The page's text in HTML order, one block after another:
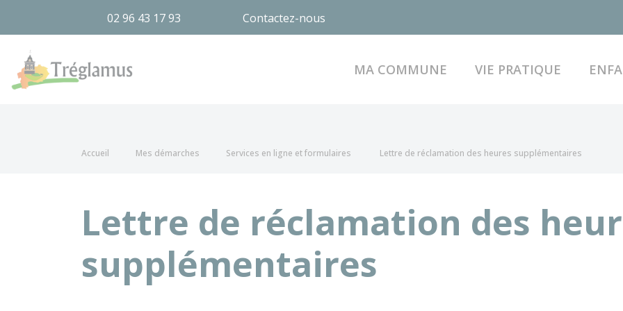
02 96 43 17 93 Contactez-nous
MA COMMUNE VIE PRATIQUE
Accueil Mes démarches Services en ligne et formulaires Lettre de réclamation des heures supplémentaires
Lettre de réclamation des
supplémentaires